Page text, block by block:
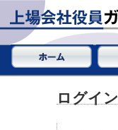
ログイン